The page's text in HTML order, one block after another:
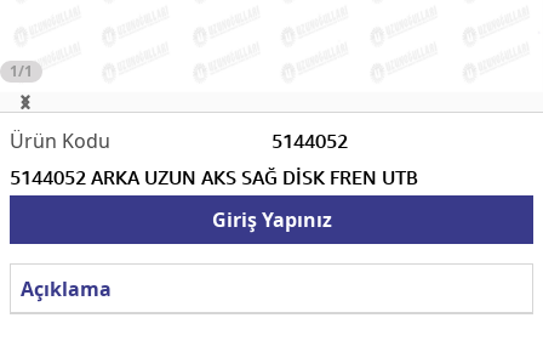
1/1
5144052
5144052 ARKA UZUN AKS SAĞ DİSK FREN UTB
Giriş Yapınız
Açıklama